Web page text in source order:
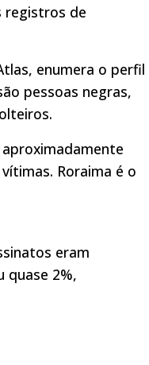
registros de
enumera o perfil
pessoas negras,
Roraima é o
eram
quase 2%,